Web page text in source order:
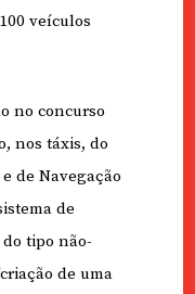
veículos
no concurso
nos táxis, do
de Navegação
de
tipo não-
de uma